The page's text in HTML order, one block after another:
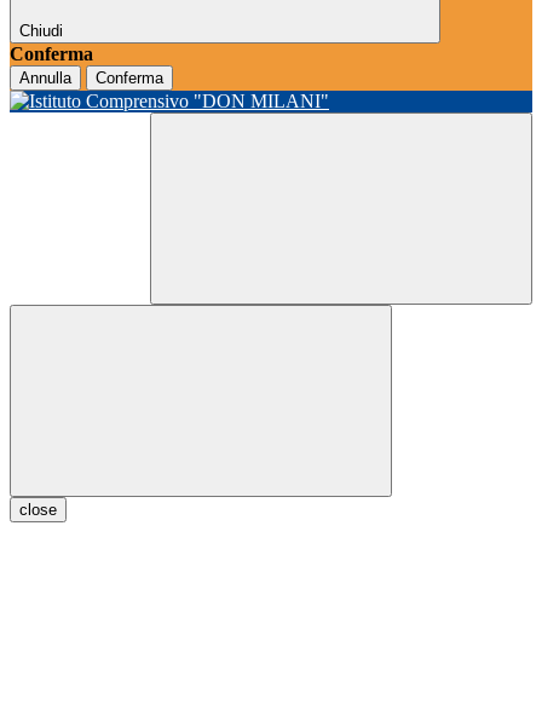
Chiudi
Conferma
Annulla Conferma
close